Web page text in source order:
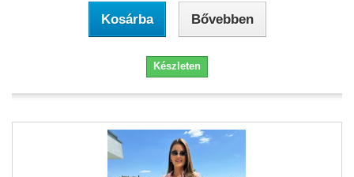
Kosárba Bővebben
Készleten